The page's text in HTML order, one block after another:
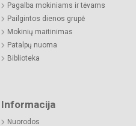
Pagalba mokiniams ir tėvams
Pailgintos dienos grupė
Mokinių maitinimas
Patalpų nuoma
Biblioteka
Informacija
Nuorodos